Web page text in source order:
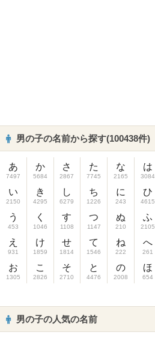
男の子の名前から探す(100438件)
あ
7497
い
2150
う
453
え
931
お
1305
か
5684
き
4295
く
1046
け
1859
こ
2826
さ
2867
し
6279
す
1108
せ
1814
そ
2710
た
7745
ち
1226
つ
1147
て
1546
と
4476
な
2165
に
243
ぬ
210
ね
222
の
2008
は
3084
ひ
4615
ふ
2105
へ
261
ほ
654
男の子の人気の名前